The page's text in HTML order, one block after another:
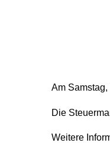
Am Samstag,
Die
Weitere